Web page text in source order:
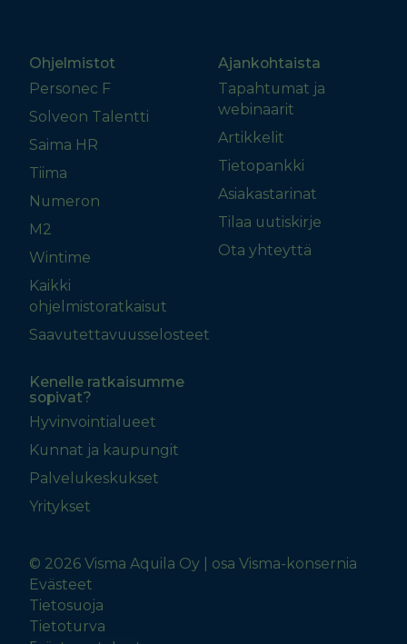
Ohjelmistot
Personec F
Solveon Talentti
Saima HR
Tiima
Numeron
M2
Wintime
Kaikki
ohjelmistoratkaisut
Saavutettavuusselosteet
Ajankohtaista
Tapahtumat ja
webinaarit
Artikkelit
Tietopankki
Asiakastarinat
Tilaa uutiskirje
Ota yhteyttä
Kenelle ratkaisumme
sopivat?
Hyvinvointialueet
Kunnat ja kaupungit
Palvelukeskukset
Yritykset
© 2026 Visma Aquila Oy | osa Visma-konsernia
Evästeet
Tietosuoja
Tietoturva